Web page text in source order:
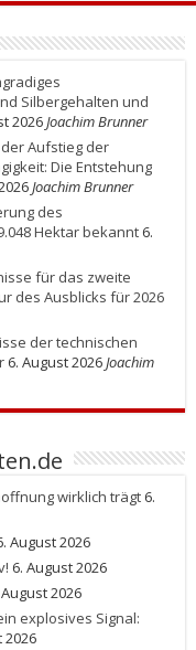
Silbergehalten und
2026Joachim Brunner
Aufstieg der
Die Entstehung
Joachim Brunner
des
Hektar bekannt 6.
für das zweite
des Ausblicks für 2026
der technischen
6. August 2026Joachim
wirklich trägt 6.
August 2026
6. August 2026
August 2026
explosives Signal:
2026